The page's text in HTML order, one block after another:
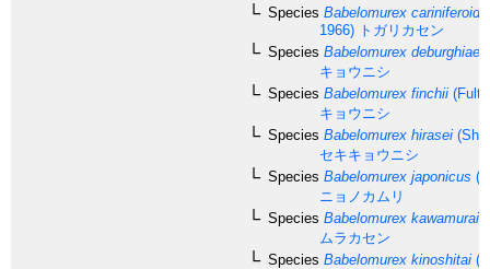
Species Babelomurex
1966) トガリカセン
Species Babelomurex deburghiae
キョウニシ
Species Babelomurex finchii
キョウニシ
Species Babelomurex hirasei
セキキョウニシ
Species Babelomurex japonicus
ニョノカムリ
Species Babelomurex kawamurai
ムラカセン
Species Babelomurex kinoshitai